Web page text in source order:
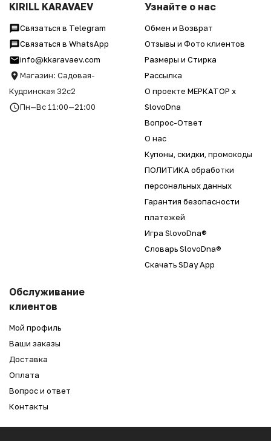
KIRILL KARAVAEV
Связаться в Telegram
Связаться в WhatsApp
info@kkaravaev.com
Магазин: Садовая-
Кудринская 32с2
Пн—Вс 11:00—21:00
Узнайте о нас
Обмен и Возврат
Отзывы и Фото клиентов
Размеры и Стирка
Рассылка
О проекте МЕРКАТОР x
SlovoDna
Вопрос-Ответ
О нас
Купоны, скидки, промокоды
ПОЛИТИКА обработки
персональных данных
Гарантия безопасности
платежей
Игра SlovoDna®
Словарь SlovoDna®
Скачать SDay App
Обслуживание
клиентов
Мой профиль
Ваши заказы
Доставка
Оплата
Вопрос и ответ
Контакты